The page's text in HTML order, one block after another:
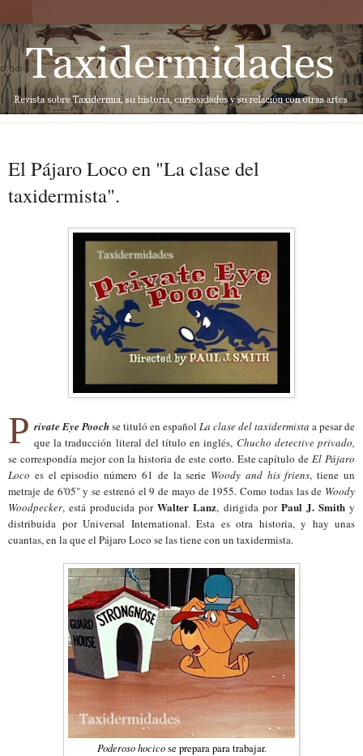
El Pájaro Loco en "La clase del
taxidermista".
P rivate Eye Poochse tituló en español La clase del taxidermista a pesar de
que la traducción literal del título en inglés, Chucho detective privado,
se correspondía mejor con la historia de este corto. Este capítulo de El Pájaro
Loco es el episodio número 61 de la serie Woody and his friens, tiene un
metraje de 6'05" y se estrenó el 9 de mayo de 1955. Como todas las de Woody
Woodpecker, está producida porWalter Lanz, dirigida por Paul J. Smithy
distribuida por Universal International. Esta es otra historia, y hay unas
cuantas, en la que el Pájaro Loco se las tiene con un taxidermista.
Poderoso hocicose prepara para trabajar.